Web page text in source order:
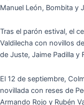
Manuel León, Bombita y
Tras el parón estival, el
Valdilecha con novillos
de Juste, Jaime Padilla y
El 12 de septiembre,
novillada con reses de
Armando Rojo y Rubén